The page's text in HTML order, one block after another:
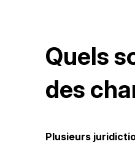
Quels
des
Plusieurs